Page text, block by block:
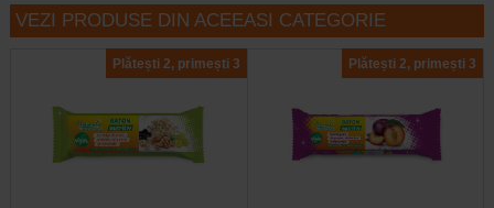
VEZI PRODUSE DIN ACEEASI CATEGORIE
Plătești 2, primești 3 Plătești 2, primești 3